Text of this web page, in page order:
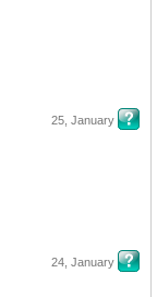
25, January
24, January